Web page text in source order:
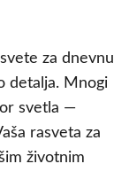
za dnevnu
detalja. Mnogi
svetla —
rasveta za
životnim